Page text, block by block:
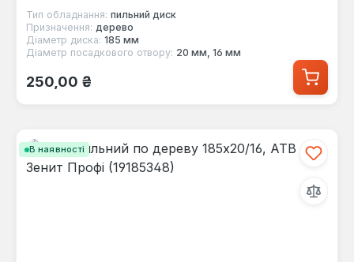
Тип обладнання: пильний диск
Призначення: дерево
Діаметр диска: 185 мм
Діаметр посадкового отвору: 20 мм, 16 мм
Звичайна ціна:
250,00 ₴
В наявності